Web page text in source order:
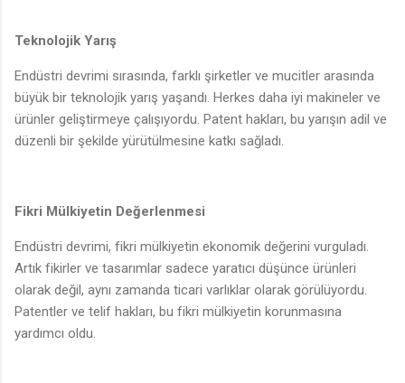
Teknolojik Yarış
Endüstri devrimi sırasında, farklı şirketler ve mucitler arasında
büyük bir teknolojik yarış yaşandı. Herkes daha iyi makineler ve
ürünler geliştirmeye çalışıyordu. Patent hakları, bu yarışın adil ve
düzenli bir şekilde yürütülmesine katkı sağladı.
Fikri Mülkiyetin Değerlenmesi
Endüstri devrimi, fikri mülkiyetin ekonomik değerini vurguladı.
Artık fikirler ve tasarımlar sadece yaratıcı düşünce ürünleri
olarak değil, aynı zamanda ticari varlıklar olarak görülüyordu.
Patentler ve telif hakları, bu fikri mülkiyetin korunmasına
yardımcı oldu.